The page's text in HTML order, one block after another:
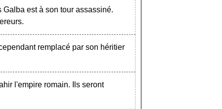
est à son tour assassiné.
remplacé par son héritier
l'empire romain. Ils seront